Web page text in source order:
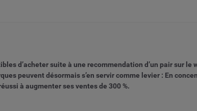
d’acheter suite à une recommendation d’un pair sur le
peuvent désormais s’en servir comme levier : En
à augmenter ses ventes de 300 %.